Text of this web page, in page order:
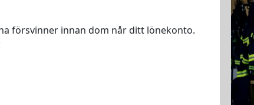
försvinner innan dom når ditt lönekonto.